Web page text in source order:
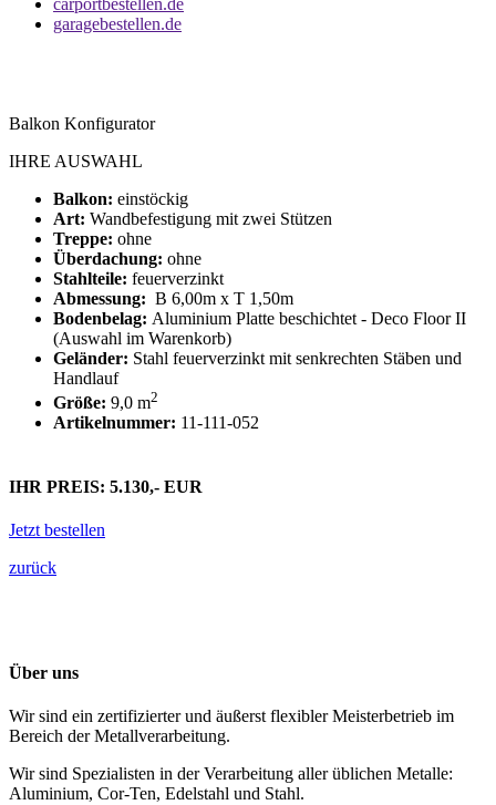
carportbestellen.de
garagebestellen.de
Balkon Konfigurator
IHRE AUSWAHL
Balkon: einstöckig
Art: Wandbefestigung mit zwei Stützen
Treppe: ohne
Überdachung: ohne
Stahlteile: feuerverzinkt
Abmessung: B 6,00m x T 1,50m
Bodenbelag: Aluminium Platte beschichtet - Deco Floor II
(Auswahl im Warenkorb)
Geländer: Stahl feuerverzinkt mit senkrechten Stäben und
Handlauf
Größe: 9,0 m2
Artikelnummer: 11-111-052
IHR PREIS: 5.130,- EUR
Jetzt bestellen
zurück
Über uns
Wir sind ein zertifizierter und äußerst flexibler Meisterbetrieb im
Bereich der Metallverarbeitung.
Wir sind Spezialisten in der Verarbeitung aller üblichen Metalle:
Aluminium, Cor-Ten, Edelstahl und Stahl.